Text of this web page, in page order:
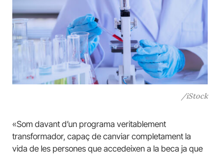
/iStock
«Som davant d’un programa veritablement
transformador, capaç de canviar completament la
vida de les persones que accedeixen a la beca ja que